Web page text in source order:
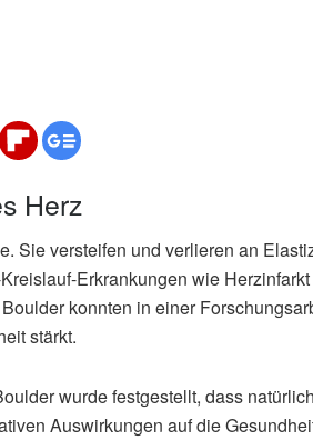
Herz
Sie versteifen und verlieren an
Erkrankungen wie Herzinfarkt
konnten in einer
stärkt.
wurde festgestellt, dass
Auswirkungen auf die